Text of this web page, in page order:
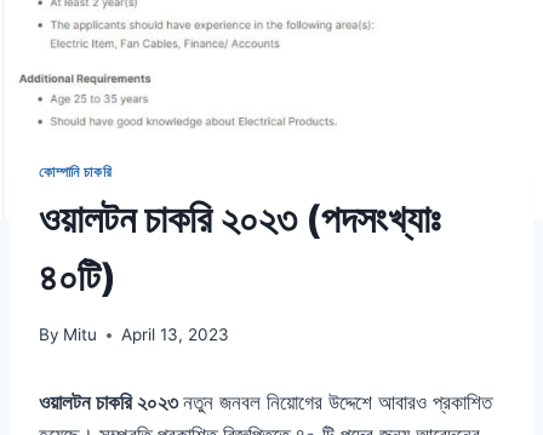
কোম্পানি চাকরি
ওয়ালটন চাকরি ২০২৩ (পদসংখ্যাঃ
৪০টি)
By Mitu April 13, 2023
ওয়ালটন চাকরি ২০২৩নতুন জনবল নিয়োগের উদ্দেশে আবারও প্রকাশিত